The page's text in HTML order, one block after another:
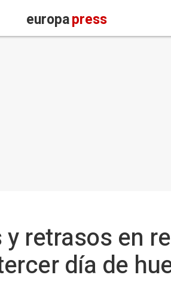
europapress
retrasos en
día de